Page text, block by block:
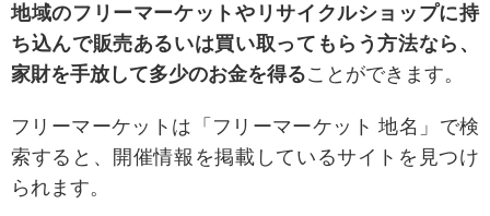
地域のフリーマーケットやリサイクルショップに持
ち込んで販売あるいは買い取ってもらう方法なら、
家財を手放して多少のお金を得ることができます。
フリーマーケットは「フリーマーケット 地名」で検
索すると、開催情報を掲載しているサイトを見つけ
られます。